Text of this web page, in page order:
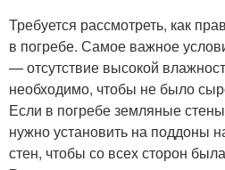
Требуется рассмотреть, как
в погребе. Самое важное
— отсутствие высокой
необходимо, чтобы не было
Если в погребе земляные
нужно установить на поддоны
стен, чтобы со всех сторон